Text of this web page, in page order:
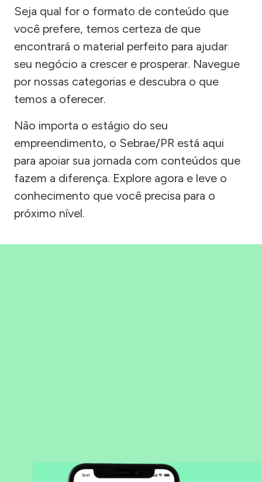
Seja qual for o formato de conteúdo que
você prefere, temos certeza de que
encontrará o material perfeito para ajudar
seu negócio a crescer e prosperar. Navegue
por nossas categorias e descubra o que
temos a oferecer.
Não importa o estágio do seu
empreendimento, o Sebrae/PR está aqui
para apoiar sua jornada com conteúdos que
fazem a diferença. Explore agora e leve o
conhecimento que você precisa para o
próximo nível.